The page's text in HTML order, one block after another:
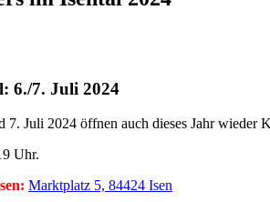
6./7. Juli 2024
7. Juli 2024 öffnen auch dieses Jahr wieder
Uhr.
Marktplatz 5, 84424 Isen